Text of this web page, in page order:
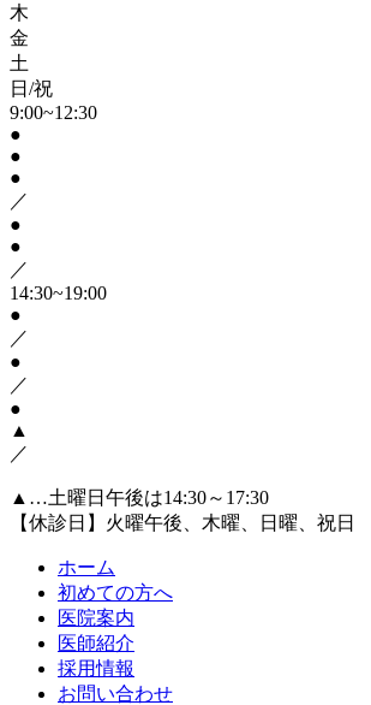
木
金
土
日/祝
9:00~12:30
●
●
●
／
●
●
／
14:30~19:00
●
／
●
／
●
▲
／
▲…土曜日午後は14:30～17:30
【休診日】火曜午後、木曜、日曜、祝日
ホーム
初めての方へ
医院案内
医師紹介
採用情報
お問い合わせ